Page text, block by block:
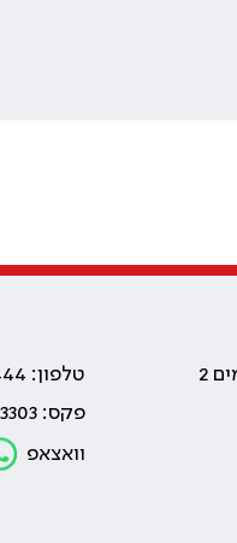
טלפון: 03-6100444
פקס: 03-5753303
וואצאפ